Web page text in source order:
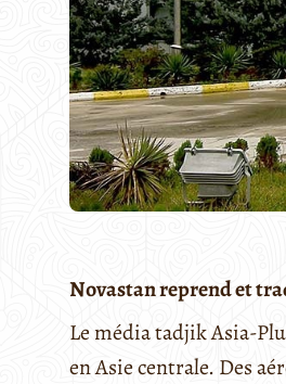
Novastan reprend et
Le média tadjik Asia-
en Asie centrale. Des